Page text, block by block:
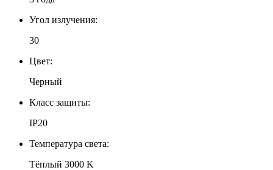
Угол излучения:
30
Цвет:
Черный
Класс защиты:
IP20
Температура света:
Тёплый 3000 K